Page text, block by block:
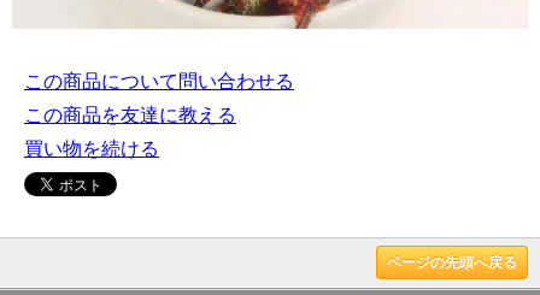
この商品について問い合わせる
この商品を友達に教える
買い物を続ける
ページの先頭へ戻る